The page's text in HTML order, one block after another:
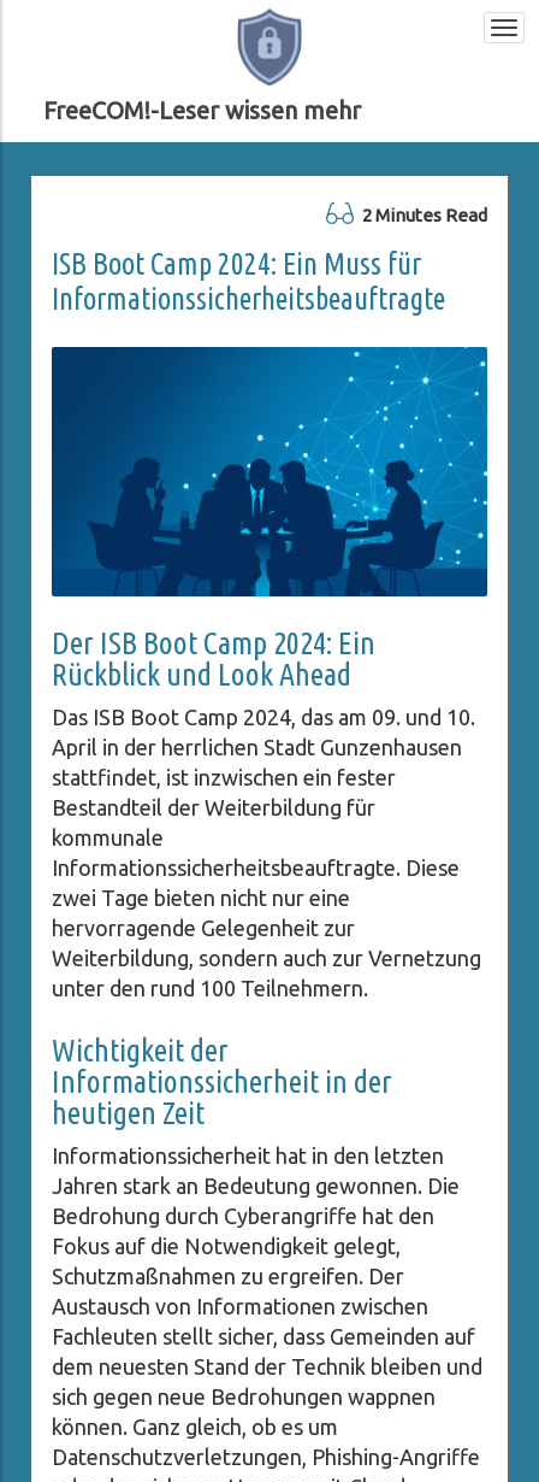
FreeCOM!-Leser wissen mehr
2 Minutes Read
ISB Boot Camp 2024: Ein Muss für
Informationssicherheitsbeauftragte
Der ISB Boot Camp 2024: Ein
Rückblick und Look Ahead
Das ISB Boot Camp 2024, das am 09. und 10.
April in der herrlichen Stadt Gunzenhausen
stattfindet, ist inzwischen ein fester
Bestandteil der Weiterbildung für
kommunale
Informationssicherheitsbeauftragte. Diese
zwei Tage bieten nicht nur eine
hervorragende Gelegenheit zur
Weiterbildung, sondern auch zur Vernetzung
unter den rund 100 Teilnehmern.
Wichtigkeit der
Informationssicherheit in der
heutigen Zeit
Informationssicherheit hat in den letzten
Jahren stark an Bedeutung gewonnen. Die
Bedrohung durch Cyberangriffe hat den
Fokus auf die Notwendigkeit gelegt,
Schutzmaßnahmen zu ergreifen. Der
Austausch von Informationen zwischen
Fachleuten stellt sicher, dass Gemeinden auf
dem neuesten Stand der Technik bleiben und
sich gegen neue Bedrohungen wappnen
können. Ganz gleich, ob es um
Datenschutzverletzungen, Phishing-Angriffe